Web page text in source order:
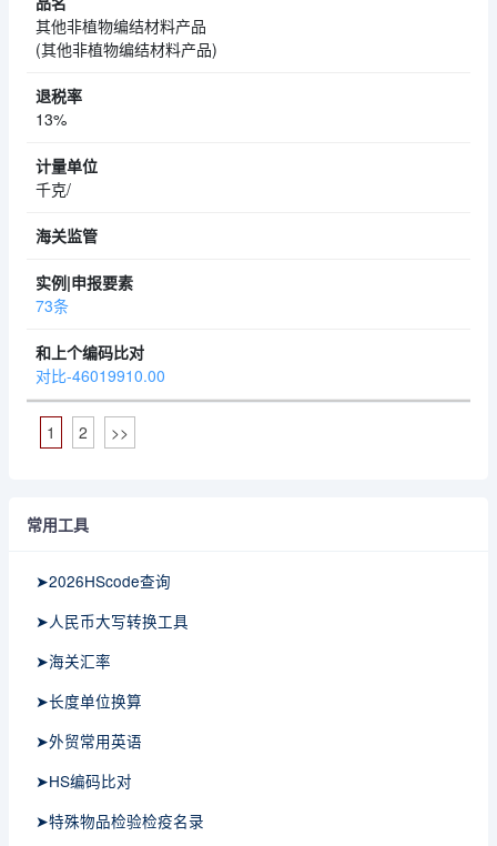
其他非植物编结材料产品
(其他非植物编结材料产品)
13%
千克/
73条
对比-46019910.00
1 2 >>
常用工具
➤2026HScode查询
➤人民币大写转换工具
➤海关汇率
➤长度单位换算
➤外贸常用英语
➤HS编码比对
➤特殊物品检验检疫名录